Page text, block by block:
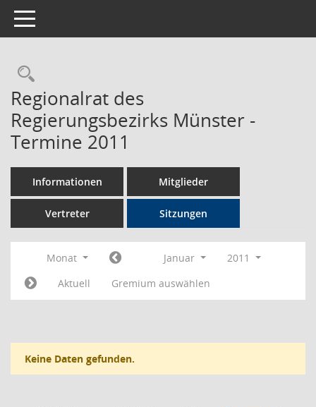
Toggle navigation
Rechercheauswahl
Regionalrat des
Regierungsbezirks Münster -
Termine 2011
Informationen Mitglieder
Vertreter Sitzungen
Monat Januar
2011
Aktuell
Gremium auswählen
Keine Daten gefunden.